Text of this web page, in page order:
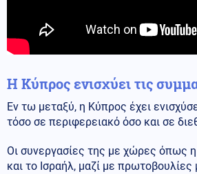
Η Κύπρος ενισχύει τις
Εν τω μεταξύ, η Κύπρος έχει
τόσο σε περιφερειακό όσο και σε
Οι συνεργασίες της με χώρες όπως
και το Ισραήλ, μαζί με πρωτοβουλίες